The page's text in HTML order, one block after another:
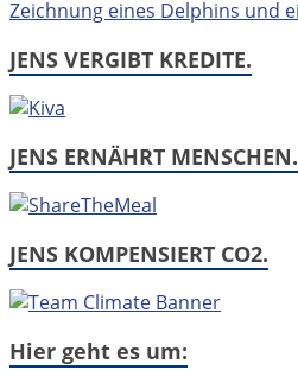
JENS VERGIBT KREDITE.
JENS ERNÄHRT MENSCHEN.
JENS KOMPENSIERT CO2.
Hier geht es um: